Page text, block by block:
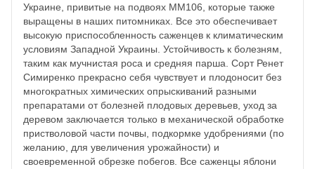
Украине, привитые на подвоях ММ106, которые также
выращены в наших питомниках. Все это обеспечивает
высокую приспособленность саженцев к климатическим
условиям Западной Украины. Устойчивость к болезням,
таким как мучнистая роса и средняя парша. Сорт Ренет
Симиренко прекрасно себя чувствует и плодоносит без
многократных химических опрыскиваний разными
препаратами от болезней плодовых деревьев, уход за
деревом заключается только в механической обработке
пристволовой части почвы, подкормке удобрениями (по
желанию, для увеличения урожайности) и
своевременной обрезке побегов. Все саженцы яблони